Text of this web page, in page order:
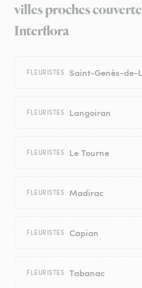
villes proches
Interflora
FLEURISTES Saint-Genès-de-
FLEURISTES Langoiran
FLEURISTES Le Tourne
FLEURISTES Madirac
FLEURISTES Capian
FLEURISTES Tabanac